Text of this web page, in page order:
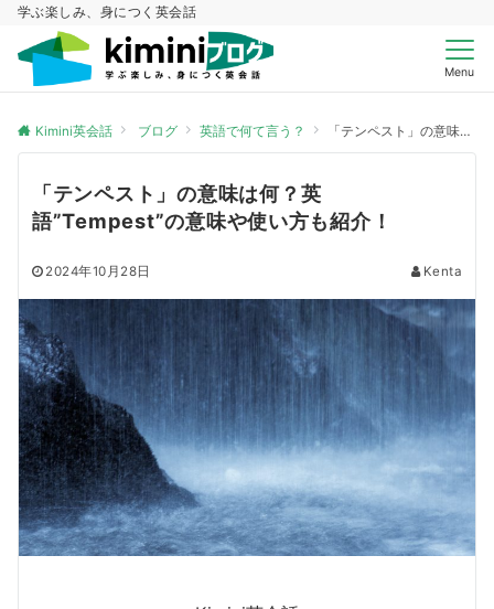
学ぶ楽しみ、身につく英会話
Menu
Kimini英会話 ブログ 英語で何て言う？ 「テンペスト」の意味は何？英語”Tempest”の意味や使い方も紹介！
「テンペスト」の意味は何？英
語”Tempest”の意味や使い方も紹介！
2024年10月28日 Kenta